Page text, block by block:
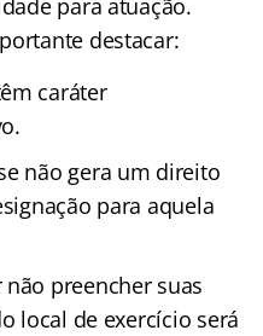
destacar:
caráter
não gera um direito
para aquela
preencher suas
local de exercício será